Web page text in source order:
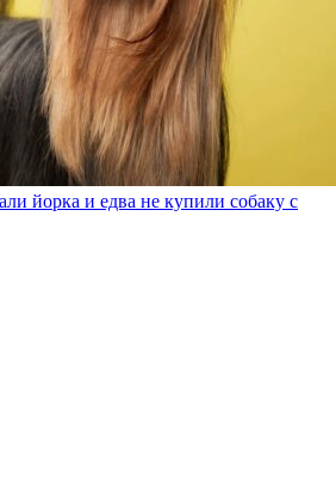
йорка и едва не купили собаку с